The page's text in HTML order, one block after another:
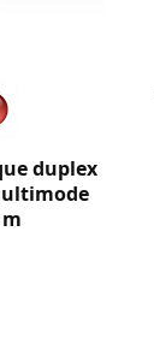
duplex
m